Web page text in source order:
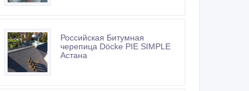
Российская Битумная
черепица Döcke PIE SIMPLE
Астана